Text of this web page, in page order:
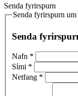
Senda fyrirspurn
Senda fyrirspurn um
Senda
Nafn *
Sími *
Netfang *